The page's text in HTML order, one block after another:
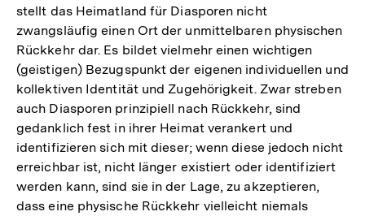
stellt das Heimatland für Diasporen nicht
zwangsläufig einen Ort der unmittelbaren physischen
Rückkehr dar. Es bildet vielmehr einen wichtigen
(geistigen) Bezugspunkt der eigenen individuellen und
kollektiven Identität und Zugehörigkeit. Zwar streben
auch Diasporen prinzipiell nach Rückkehr, sind
gedanklich fest in ihrer Heimat verankert und
identifizieren sich mit dieser; wenn diese jedoch nicht
erreichbar ist, nicht länger existiert oder identifiziert
werden kann, sind sie in der Lage, zu akzeptieren,
dass eine physische Rückkehr vielleicht niemals